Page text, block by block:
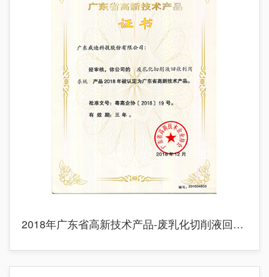
2018年广东省高新技术产品-废乳化切削液回收利用系统